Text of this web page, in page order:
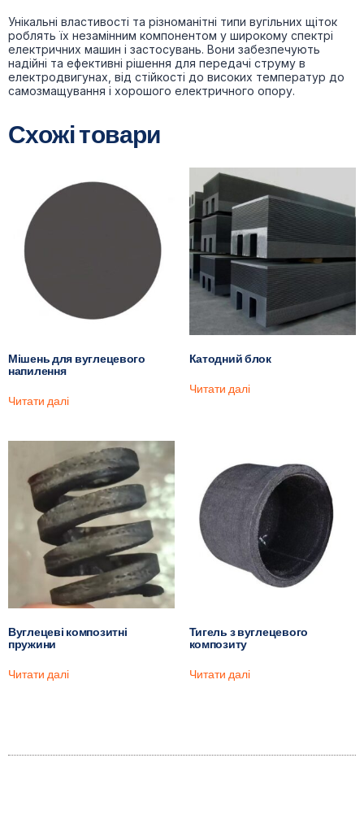
Унікальні властивості та різноманітні типи вугільних щіток
роблять їх незамінним компонентом у широкому спектрі
електричних машин і застосувань. Вони забезпечують
надійні та ефективні рішення для передачі струму в
електродвигунах, від стійкості до високих температур до
самозмащування і хорошого електричного опору.
Схожі товари
Мішень для вуглецевого
напилення
Читати далі
Катодний блок
Читати далі
Вуглецеві композитні
пружини
Читати далі
Тигель з вуглецевого
композиту
Читати далі